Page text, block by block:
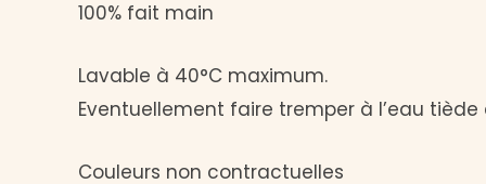
100% fait main
Lavable à 40°C maximum.
Eventuellement faire tremper à l’eau
Couleurs non contractuelles